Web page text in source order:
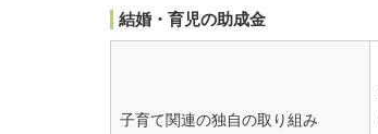
結婚・育児の助成金
子育て関連の独自の取り組み